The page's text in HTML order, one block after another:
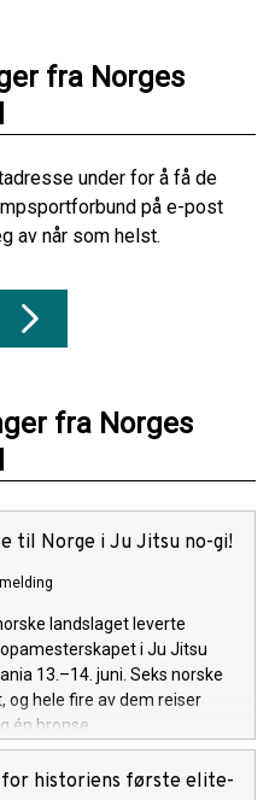
fra Norges
under for å få de
på e-post
av når som helst.
fra Norges
til Norge i Ju Jitsu no-gi!
landslaget leverte
i Ju Jitsu
13.–14. juni. Seks norske
og hele fire av dem reiser
én bronse.
historiens første elite-